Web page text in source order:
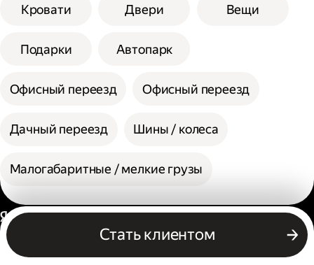
Кровати Двери Вещи
Подарки Автопарк
Офисный переезд Офисный переезд
Дачный переезд Шины / колеса
Малогабаритные / мелкие грузы
Стать клиентом
Россия
Бизнесу